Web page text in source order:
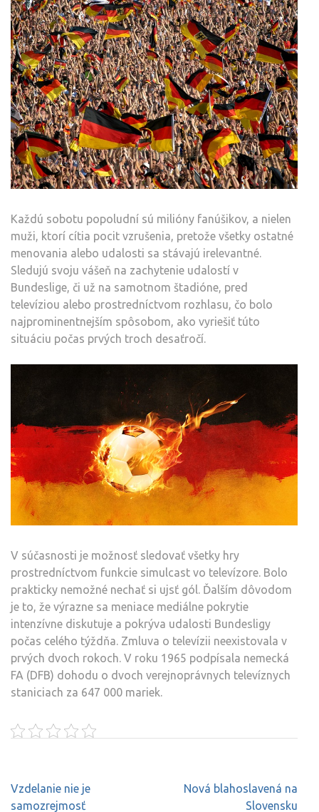
Každú sobotu popoludní sú milióny fanúšikov, a nielen
muži, ktorí cítia pocit vzrušenia, pretože všetky ostatné
menovania alebo udalosti sa stávajú irelevantné.
Sledujú svoju vášeň na zachytenie udalostí v
Bundeslige, či už na samotnom štadióne, pred
televíziou alebo prostredníctvom rozhlasu, čo bolo
najprominentnejším spôsobom, ako vyriešiť túto
situáciu počas prvých troch desaťročí.
V súčasnosti je možnosť sledovať všetky hry
prostredníctvom funkcie simulcast vo televízore. Bolo
prakticky nemožné nechať si ujsť gól. Ďalším dôvodom
je to, že výrazne sa meniace mediálne pokrytie
intenzívne diskutuje a pokrýva udalosti Bundesligy
počas celého týždňa. Zmluva o televízii neexistovala v
prvých dvoch rokoch. V roku 1965 podpísala nemecká
FA (DFB) dohodu o dvoch verejnoprávnych televíznych
staniciach za 647 000 mariek.
Navigace
pro
Vzdelanie nie je
samozrejmosť
Nová blahoslavená na
Slovensku